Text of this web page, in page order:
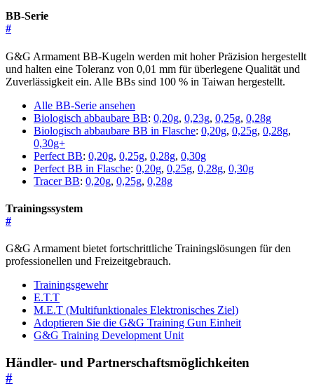
BB-Serie
#
G&G Armament BB-Kugeln werden mit hoher Präzision hergestellt
und halten eine Toleranz von 0,01 mm für überlegene Qualität und
Zuverlässigkeit ein. Alle BBs sind 100 % in Taiwan hergestellt.
Alle BB-Serie ansehen
Biologisch abbaubare BB: 0,20g, 0,23g, 0,25g, 0,28g
Biologisch abbaubare BB in Flasche: 0,20g, 0,25g, 0,28g,
0,30g+
Perfect BB: 0,20g, 0,25g, 0,28g, 0,30g
Perfect BB in Flasche: 0,20g, 0,25g, 0,28g, 0,30g
Tracer BB: 0,20g, 0,25g, 0,28g
Trainingssystem
#
G&G Armament bietet fortschrittliche Trainingslösungen für den
professionellen und Freizeitgebrauch.
Trainingsgewehr
E.T.T
M.E.T (Multifunktionales Elektronisches Ziel)
Adoptieren Sie die G&G Training Gun Einheit
G&G Training Development Unit
Händler- und Partnerschaftsmöglichkeiten
#